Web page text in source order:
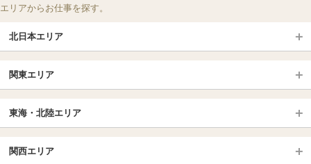
エリアからお仕事を探す。
北日本エリア
北海道（札幌・旭川・函館）
青森
岩手 (盛岡・北上)
福島 (いわき・郡山)
山形
長野・松本・上田
関東エリア
大宮・浦和・川口
越谷・春日部
東海・北陸エリア
関西エリア